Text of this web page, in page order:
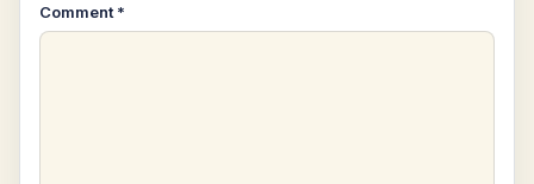
Comment *